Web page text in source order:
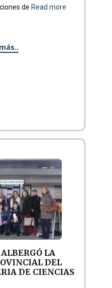
de Read more
LA
DEL
DE CIENCIAS